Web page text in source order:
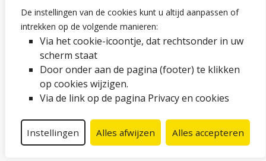
De instellingen van de cookies kunt u altijd aanpassen of
intrekken op de volgende manieren:
Via het cookie-icoontje, dat rechtsonder in uw
scherm staat
Door onder aan de pagina (footer) te klikken
op cookies wijzigen.
Via de link op de pagina Privacy en cookies
Instellingen Alles afwijzen Alles accepteren
Proclaimer en copyright
Webarchief
Volg ons op social media
Facebook
LinkedInInstagram
YouTube